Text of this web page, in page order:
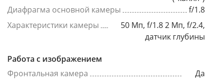
Диафрагма основной камеры
f/1.8
Характеристики камеры
50 Мп, f/1.8 2 Мп, f/2.4,
датчик глубины
Работа с изображением
Фронтальная камера
Да